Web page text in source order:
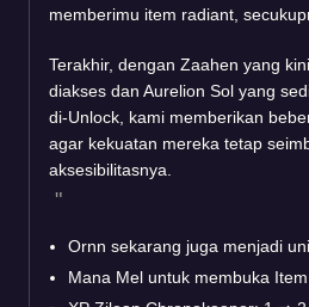
memberimu item radiant,
Terakhir, dengan Zaahen yang
diakses dan Aurelion Sol yang
di-Unlock, kami memberikan
agar kekuatan mereka tetap
aksesibilitasnya.
Ornn sekarang juga menjadi
Mana Mel untuk membuka